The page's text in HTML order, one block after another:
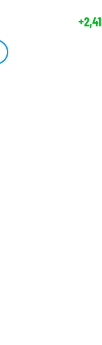
+2,41